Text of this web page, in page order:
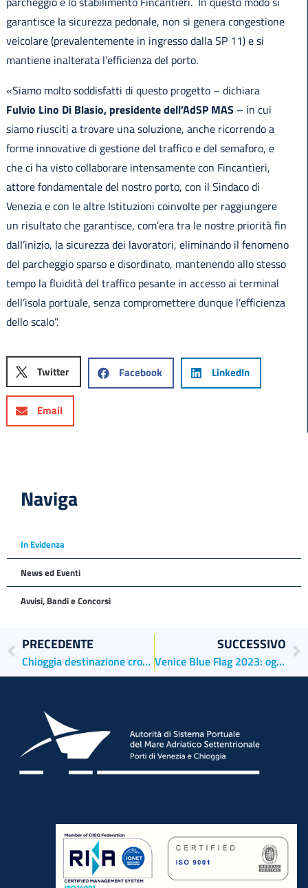
garantisce la sicurezza pedonale, non si genera congestione
veicolare (prevalentemente in ingresso dalla SP 11) e si
mantiene inalterata l’efficienza del porto.
«Siamo molto soddisfatti di questo progetto – dichiara
Fulvio Lino Di Blasio, presidente dell’AdSP MAS – in cui
siamo riusciti a trovare una soluzione, anche ricorrendo a
forme innovative di gestione del traffico e del semaforo, e
che ci ha visto collaborare intensamente con Fincantieri,
attore fondamentale del nostro porto, con il Sindaco di
Venezia e con le altre Istituzioni coinvolte per raggiungere
un risultato che garantisce, com’era tra le nostre priorità fin
dall’inizio, la sicurezza dei lavoratori, eliminando il fenomeno
del parcheggio sparso e disordinato, mantenendo allo stesso
tempo la fluidità del traffico pesante in accesso ai terminal
dell’isola portuale, senza compromettere dunque l’efficienza
dello scalo”.
Twitter Facebook LinkedIn
Email
Naviga
In Evidenza
News ed Eventi
Avvisi, Bandi e Concorsi
PRECEDENTE
Chioggia destinazione crocieristica
SUCCESSIVO
Venice Blue Flag 2023: oggi la sottoscrizione dell’Accordo volontario per la riduzione delle emissioni delle navi da crociera